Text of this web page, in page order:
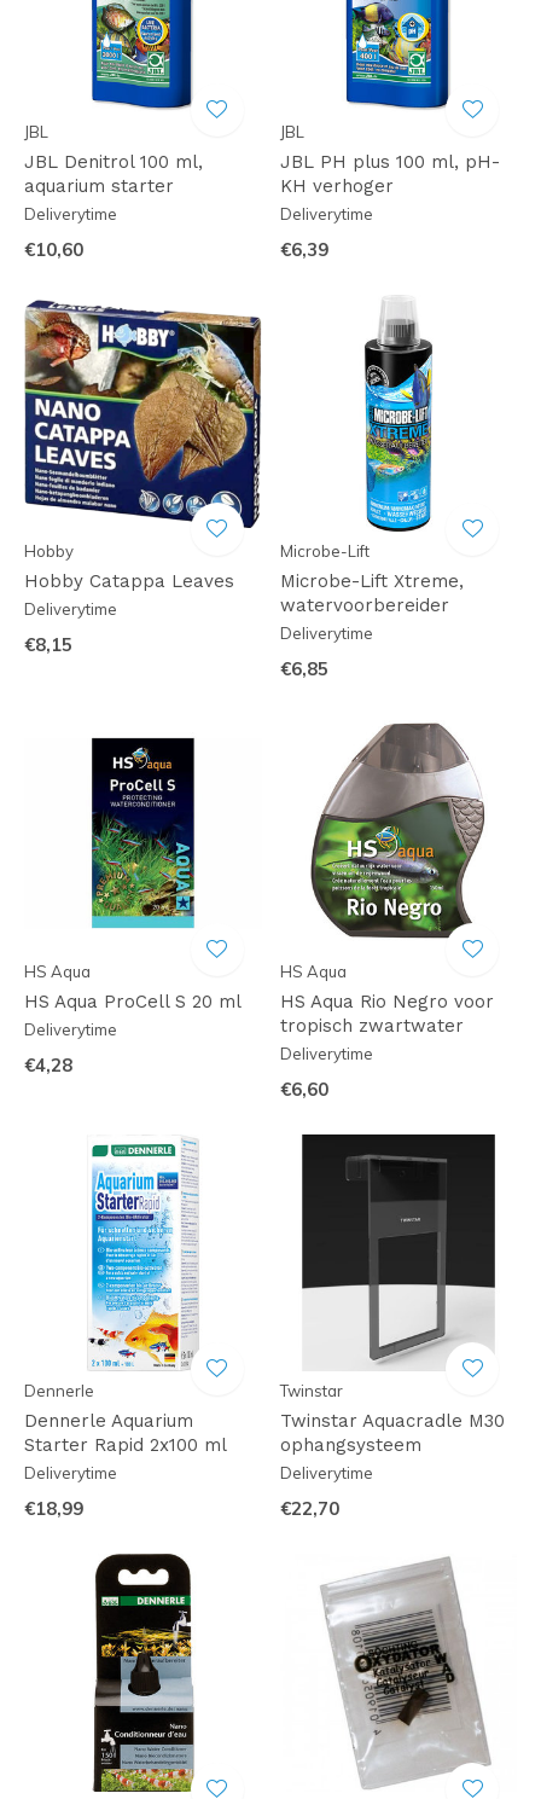
JBL
JBL Denitrol 100 ml,
aquarium starter
Deliverytime
€10,60
JBL
JBL PH plus 100 ml, pH-
KH verhoger
Deliverytime
€6,39
Hobby
Hobby Catappa Leaves
Deliverytime
€8,15
Microbe-Lift
Microbe-Lift Xtreme,
watervoorbereider
Deliverytime
€6,85
HS Aqua
HS Aqua ProCell S 20 ml
Deliverytime
€4,28
HS Aqua
HS Aqua Rio Negro voor
tropisch zwartwater
Deliverytime
€6,60
Dennerle
Dennerle Aquarium
Starter Rapid 2x100 ml
Deliverytime
€18,99
Twinstar
Twinstar Aquacradle M30
ophangsysteem
Deliverytime
€22,70